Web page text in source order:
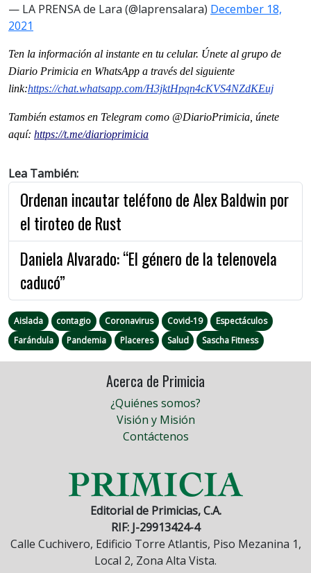
— LA PRENSA de Lara (@laprensalara) December 18,
2021
Ten la información al instante en tu celular. Únete al grupo de
Diario Primicia en WhatsApp a través del siguiente
link:https://chat.whatsapp.com/H3jktHpqn4cKVS4NZdKEuj
También estamos en Telegram como @DiarioPrimicia, únete
aquí: https://t.me/diarioprimicia
Lea También:
Ordenan incautar teléfono de Alex Baldwin por
el tiroteo de Rust
Daniela Alvarado: “El género de la telenovela
caducó”
Aislada contagio Coronavirus Covid-19
Espectáculos
Farándula
Pandemia Placeres Salud Sascha Fitness
Acerca de Primicia
¿Quiénes somos?
Visión y Misión
Contáctenos
Editorial de Primicias, C.A.
RIF: J-29913424-4
Calle Cuchivero, Edificio Torre Atlantis, Piso Mezanina 1,
Local 2, Zona Alta Vista.